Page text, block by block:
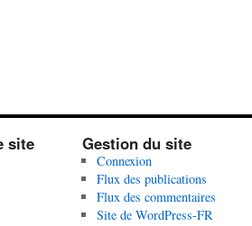
site Gestion du site
Connexion
Flux des publications
Flux des commentaires
Site de WordPress-FR